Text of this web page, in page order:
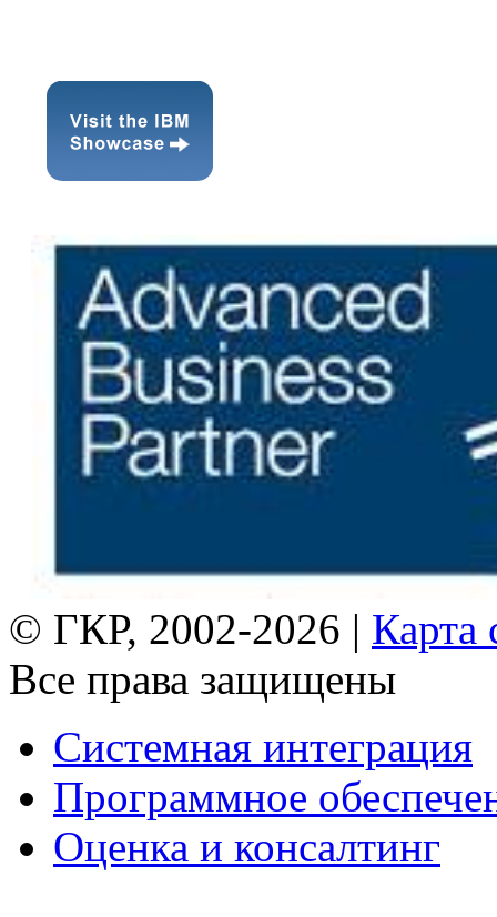
© ГКР, 2002-2026 | Карта
Все права защищены
Системная интеграция
Программное
Оценка и консалтинг